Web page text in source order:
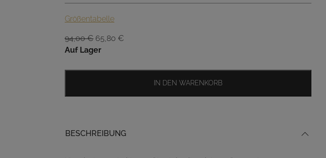
Größentabelle
94,00€ Ursprünglicher
Preis
94,00 €
65,80 €
65,80 €.
Auf Lager
IN DEN WARENKORB
BESCHREIBUNG